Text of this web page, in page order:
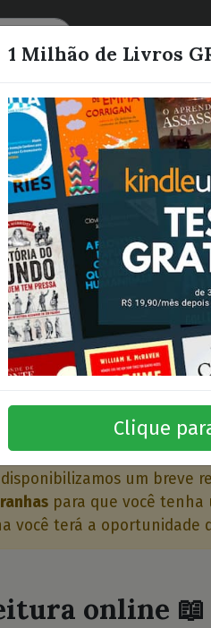
do livro 🤔
um breve
para que você tenha
você terá a oportunidade
online 📖
1 Milhão de Livros
Clique